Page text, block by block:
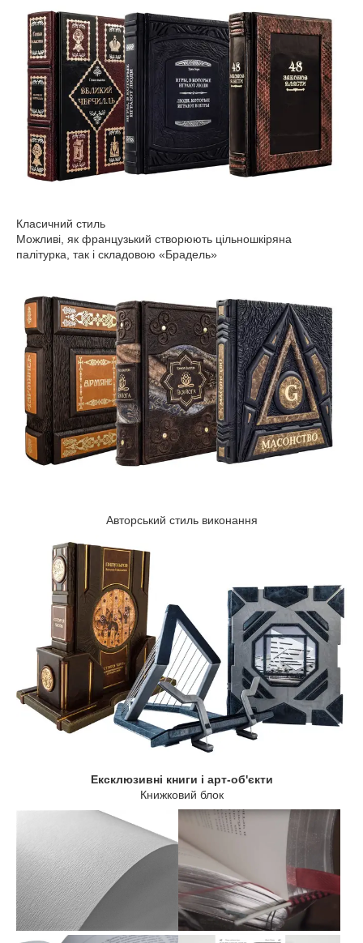
Класичний стиль
Можливі, як французький створюють цільношкіряна
палітурка, так і складовою «Брадель»
Авторський стиль виконання
Ексклюзивні книги і арт-об'єкти
Книжковий блок